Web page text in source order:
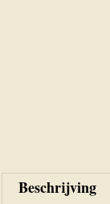
Beschrijving